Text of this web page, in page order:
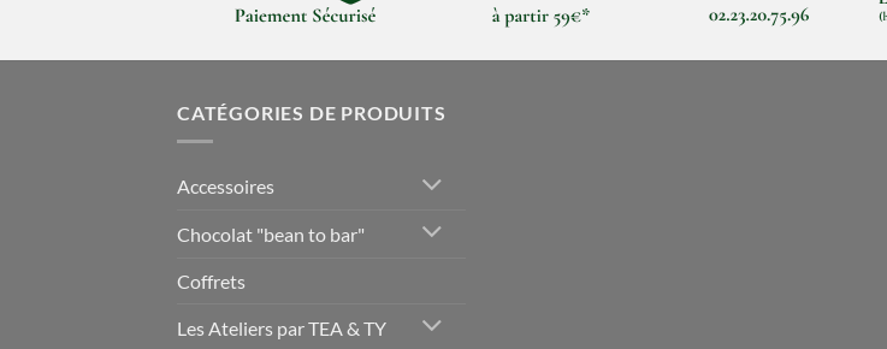
CATÉGORIES DE PRODUITS
Accessoires
Chocolat "bean to bar"
Coffrets
Les Ateliers par TEA & TY